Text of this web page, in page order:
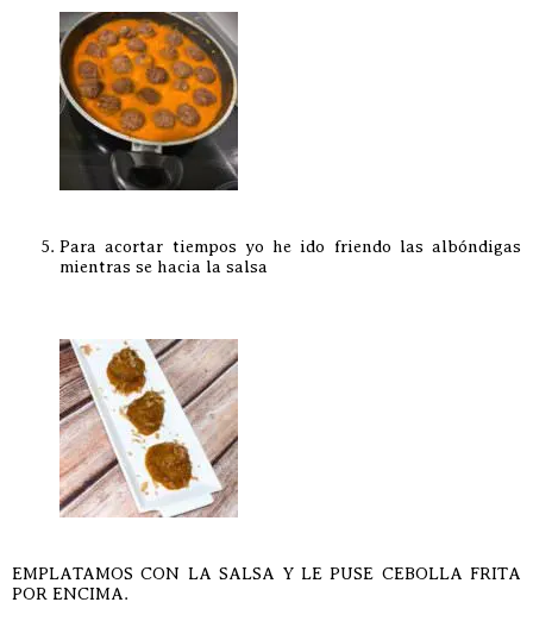
Para acortar tiempos yo he ido friendo las albóndigas
mientras se hacia la salsa
EMPLATAMOS CON LA SALSA Y LE PUSE CEBOLLA FRITA
POR ENCIMA.